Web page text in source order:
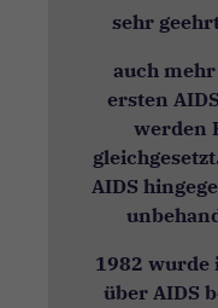
sehr
auch
ersten
werden
AIDS
1982 wurde
über AIDS